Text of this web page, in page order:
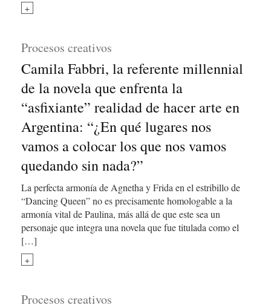
+
Procesos creativos
Camila Fabbri, la referente millennial
de la novela que enfrenta la
“asfixiante” realidad de hacer arte en
Argentina: “¿En qué lugares nos
vamos a colocar los que nos vamos
quedando sin nada?”
La perfecta armonía de Agnetha y Frida en el estribillo de
“Dancing Queen” no es precisamente homologable a la
armonía vital de Paulina, más allá de que este sea un
personaje que integra una novela que fue titulada como el
[…]
+
Procesos creativos